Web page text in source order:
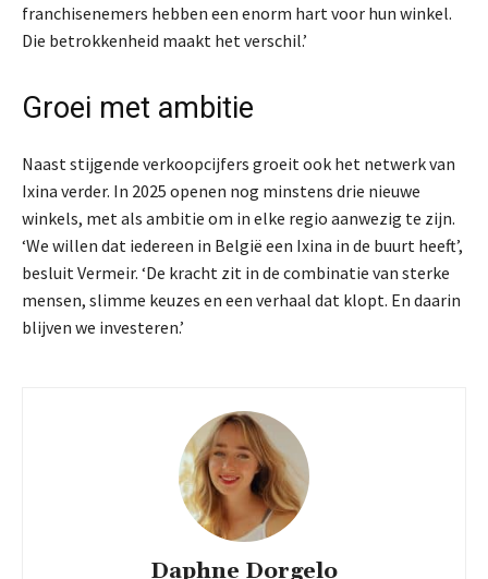
franchisenemers hebben een enorm hart voor hun winkel.
Die betrokkenheid maakt het verschil.’
Groei met ambitie
Naast stijgende verkoopcijfers groeit ook het netwerk van
Ixina verder. In 2025 openen nog minstens drie nieuwe
winkels, met als ambitie om in elke regio aanwezig te zijn.
‘We willen dat iedereen in België een Ixina in de buurt heeft’,
besluit Vermeir. ‘De kracht zit in de combinatie van sterke
mensen, slimme keuzes en een verhaal dat klopt. En daarin
blijven we investeren.’
Daphne Dorgelo